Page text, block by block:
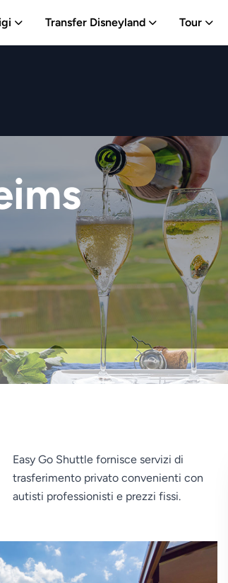
Transfer Disneyland Tour
Easy Go Shuttle fornisce servizi di
trasferimento privato convenienti con
autisti professionisti e prezzi fissi.